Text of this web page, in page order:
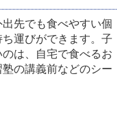
先でも食べやすい個
運びができます。子
は、自宅で食べるお
の講義前などのシー